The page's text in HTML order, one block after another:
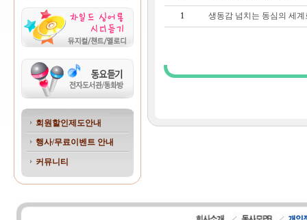
회원할인제도안내
행사/무료이벤트 안내
커뮤니티
1 생동감 넘치는 동심의 세계